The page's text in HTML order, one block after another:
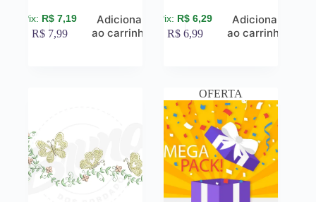
R$ 7,19
R$ 7,99
Adicionar
ao carrinho
R$ 6,29
R$ 6,99
Adicionar
ao carrinho
OFERTA